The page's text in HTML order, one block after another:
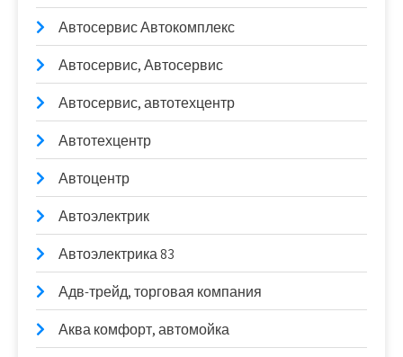
Автосервис Автокомплекс
Автосервис, Автосервис
Автосервис, автотехцентр
Автотехцентр
Автоцентр
Автоэлектрик
Автоэлектрика 83
Адв-трейд, торговая компания
Аква комфорт, автомойка